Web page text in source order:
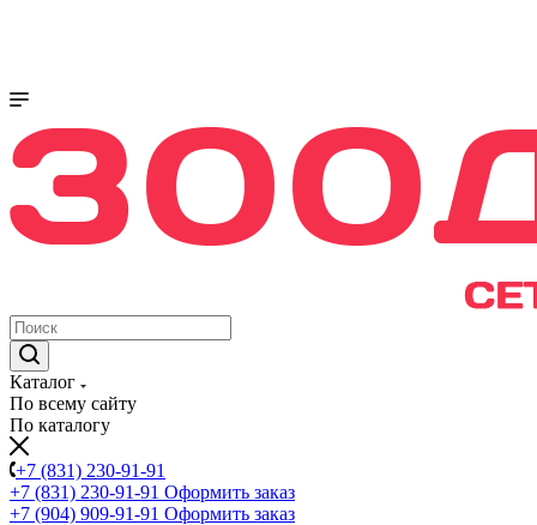
Каталог
По всему сайту
По каталогу
+7 (831) 230-91-91
+7 (831) 230-91-91 Оформить заказ
+7 (904) 909-91-91 Оформить заказ